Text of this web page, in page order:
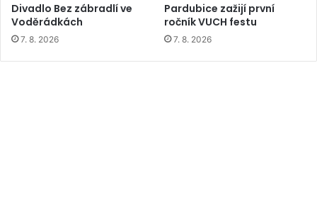
Divadlo Bez zábradlí ve
Voděrádkách
7. 8. 2026
Pardubice zažijí první
ročník VUCH festu
7. 8. 2026